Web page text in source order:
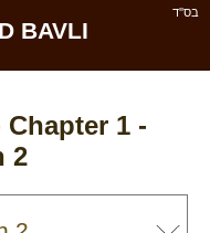
בס''ד
BAVLI
1 -
2